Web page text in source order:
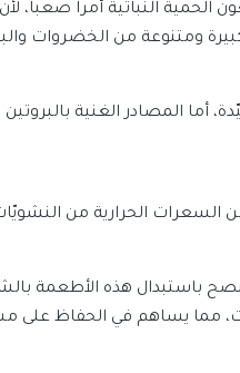
النباتية أمراً صعباً،
ومتنوعة من الخضروات
أما المصادر الغنية
يحصل الشخص على أكثر من 60% من السعرات
باستبدال هذه الأطعمة
مما يساهم في الحفاظ على